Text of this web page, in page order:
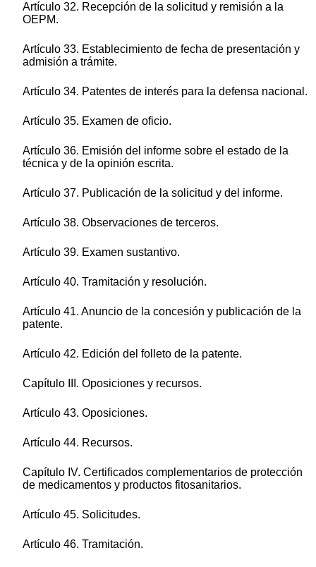
Artículo 32. Recepción de la solicitud y remisión a la
OEPM.
Artículo 33. Establecimiento de fecha de presentación y
admisión a trámite.
Artículo 34. Patentes de interés para la defensa nacional.
Artículo 35. Examen de oficio.
Artículo 36. Emisión del informe sobre el estado de la
técnica y de la opinión escrita.
Artículo 37. Publicación de la solicitud y del informe.
Artículo 38. Observaciones de terceros.
Artículo 39. Examen sustantivo.
Artículo 40. Tramitación y resolución.
Artículo 41. Anuncio de la concesión y publicación de la
patente.
Artículo 42. Edición del folleto de la patente.
Capítulo III. Oposiciones y recursos.
Artículo 43. Oposiciones.
Artículo 44. Recursos.
Capítulo IV. Certificados complementarios de protección
de medicamentos y productos fitosanitarios.
Artículo 45. Solicitudes.
Artículo 46. Tramitación.